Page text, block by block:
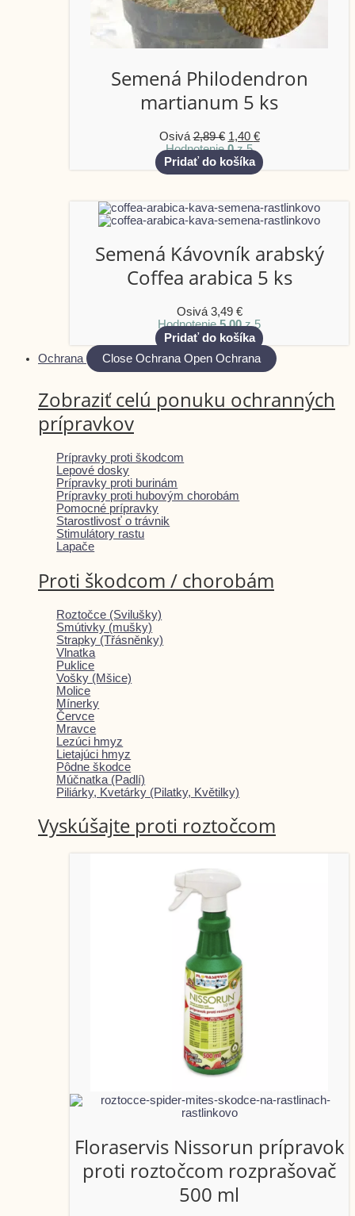
Semená Philodendron
martianum 5 ks
Osivá2,89€ 1,40 €
Hodnotenie0z 5
Pridať do košíka
Semená Kávovník arabský
Coffea arabica 5 ks
Osivá3,49 €
Hodnotenie5.00z 5
Pridať do košíka
Ochrana
Close Ochrana Open Ochrana
Zobraziť celú ponuku ochranných
prípravkov
Prípravky proti škodcom
Lepové dosky
Prípravky proti burinám
Prípravky proti hubovým chorobám
Pomocné prípravky
Starostlivosť o trávnik
Stimulátory rastu
Lapače
Proti škodcom / chorobám
Roztočce (Svilušky)
Smútivky (mušky)
Strapky (Třásněnky)
Vlnatka
Puklice
Vošky (Mšice)
Molice
Mínerky
Červce
Mravce
Lezúci hmyz
Lietajúci hmyz
Pôdne škodce
Múčnatka (Padlí)
Piliárky, Kvetárky (Pilatky, Květilky)
Vyskúšajte proti roztočcom
Floraservis Nissorun prípravok
proti roztočcom rozprašovač
500 ml